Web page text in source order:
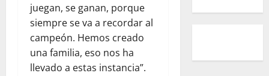
juegan, se ganan, porque
siempre se va a recordar al
campeón. Hemos creado
una familia, eso nos ha
llevado a estas instancia”.